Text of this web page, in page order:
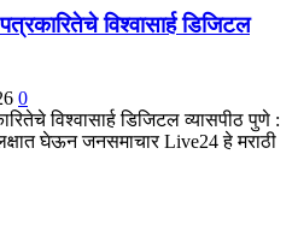
विश्वासार्ह डिजिटल
0
विश्वासार्ह डिजिटल व्यासपीठ पुणे :
घेऊन जनसमाचार Live24 हे मराठी